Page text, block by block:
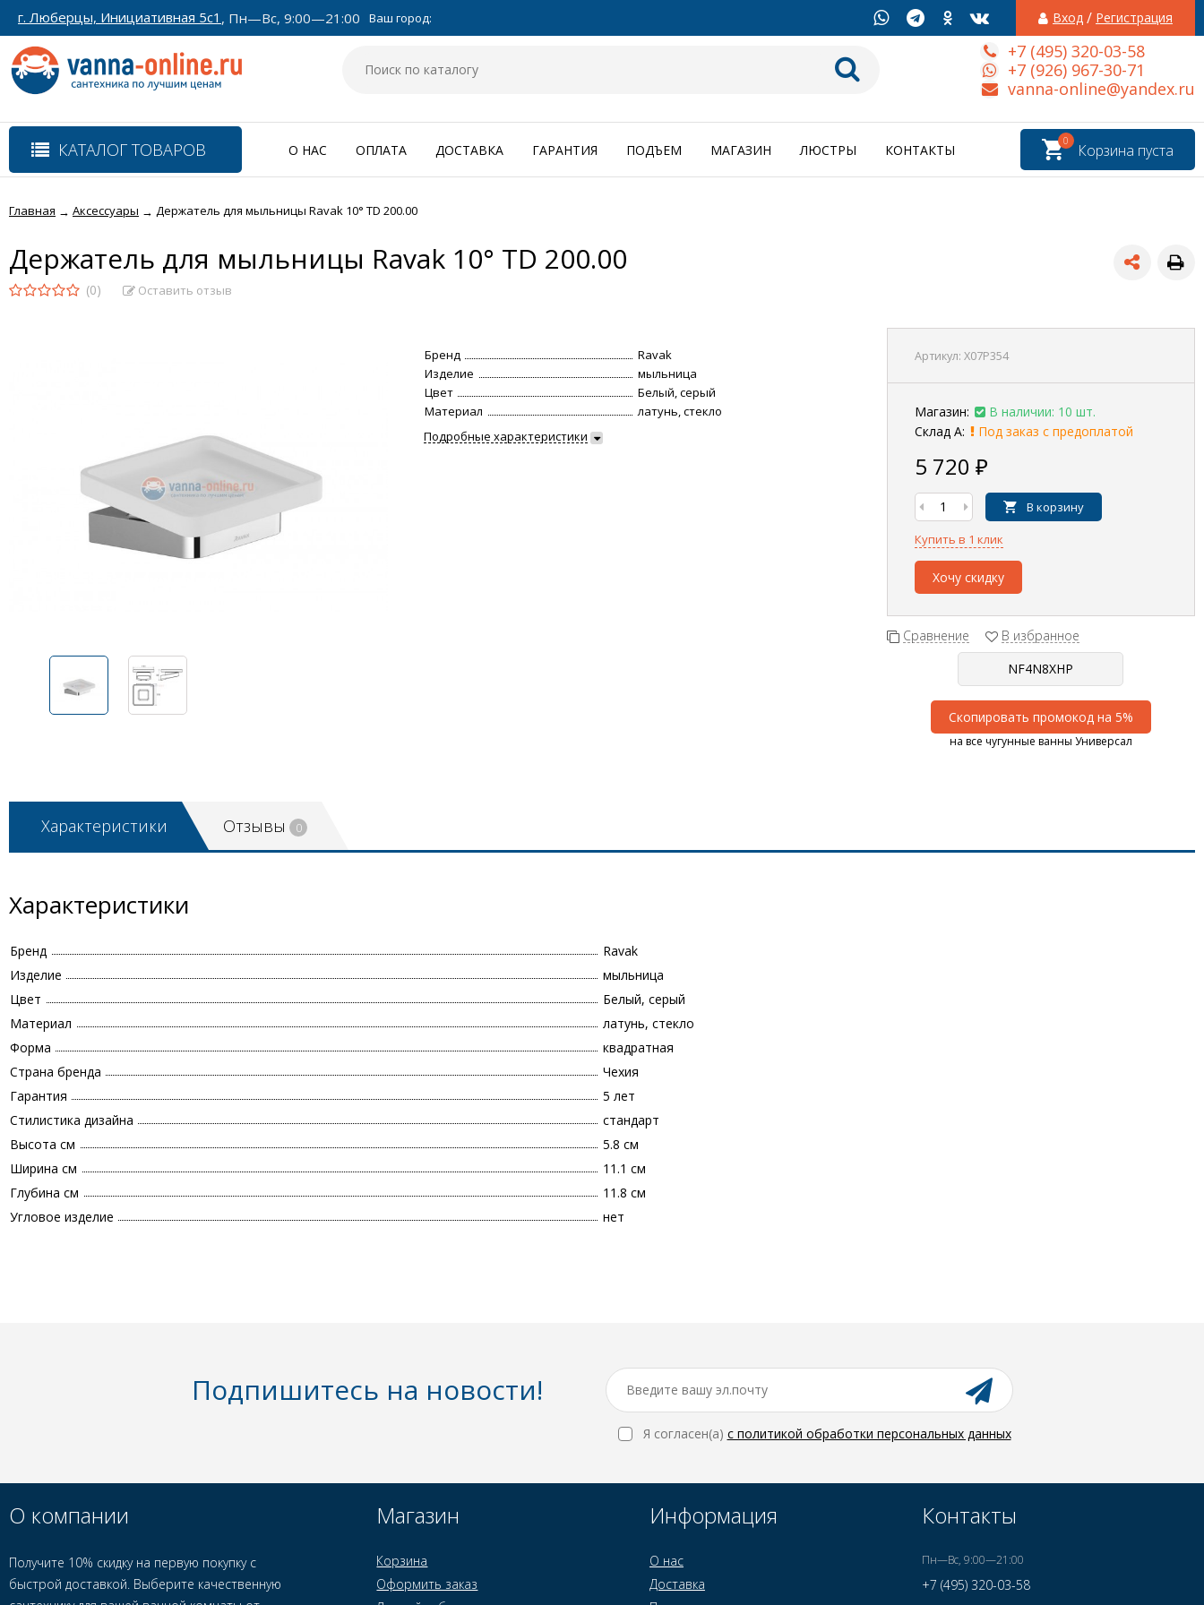
г. Люберцы, Инициативная 5с1 , Пн—Вс, 9:00—21:00 Ваш город: Вход / Регистрация
+7 (495) 320-03-58
+7 (926) 967-30-71
vanna-online@yandex.ru
КАТАЛОГ ТОВАРОВ Корзина пуста
0
О НАС ОПЛАТА ДОСТАВКА ГАРАНТИЯ ПОДЪЕМ МАГАЗИН ЛЮСТРЫ КОНТАКТЫ
Главная → Аксессуары → Держатель для мыльницы Ravak 10° TD 200.00
Держатель для мыльницы Ravak 10° TD 200.00
(0) Оставить отзыв
Артикул: X07P354
Магазин:
В наличии: 10 шт.
Склад А:
Под заказ с предоплатой
5 720 ₽
В корзину
Купить в 1 клик
Хочу скидку
Сравнение В избранное
Скопировать промокод на 5%
на все чугунные ванны Универсал
Бренд
Ravak
Изделие
мыльница
Цвет
Белый, серый
Материал
латунь, стекло
Подробные характеристики
Характеристики Отзывы 0
Характеристики
Бренд
Ravak
Изделие
мыльница
Цвет
Белый, серый
Материал
латунь, стекло
Форма
квадратная
Страна бренда
Чехия
Гарантия
5 лет
Стилистика дизайна
стандарт
Высота см
5.8 см
Ширина см
11.1 см
Глубина см
11.8 см
Угловое изделие
нет
Подпишитесь на новости!
Я согласен(a) с политикой обработки персональных данных
О компании
Получите 10% скидку на первую покупку с
быстрой доставкой. Выберите качественную
Магазин
Корзина
Оформить заказ
Информация
О нас
Доставка
Контакты
Пн—Вс, 9:00—21:00
+7 (495) 320-03-58